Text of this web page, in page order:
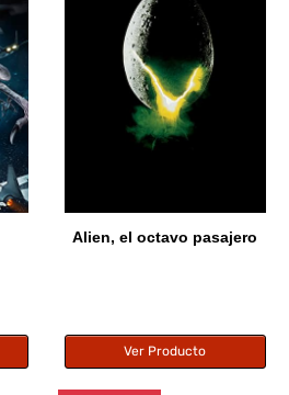
Alien, el octavo pasajero
Ver Producto